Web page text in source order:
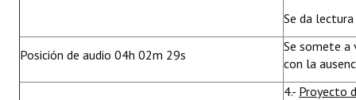
Se da
Posición de audio 04h 02m 29s
Se somete a
con la
4.- Proyecto